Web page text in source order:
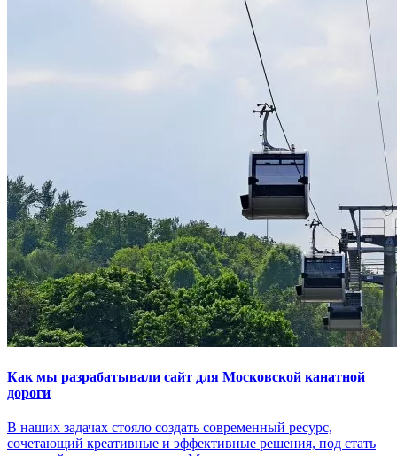
Как мы разрабатывали сайт для Московской канатной
дороги
В наших задачах стояло создать современный ресурс,
сочетающий креативные и эффективные решения, под стать